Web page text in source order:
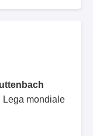
Lega mondiale